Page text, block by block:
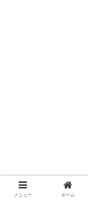
メニュー ホーム